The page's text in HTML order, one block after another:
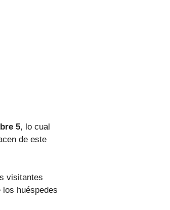
5, lo cual
de este
visitantes
los huéspedes